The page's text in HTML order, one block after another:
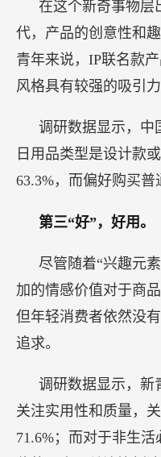
在这个新奇事物层
代，产品的创意性和
青年来说，IP联名款
风格具有较强的吸引力
调研数据显示，中
日用品类型是设计款
63.3%，而偏好购买普
第三“好”，好用。
尽管随着“兴趣元
加的情感价值对于商
但年轻消费者依然没
追求。
调研数据显示，新
关注实用性和质量，
71.6%；而对于非生